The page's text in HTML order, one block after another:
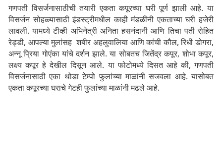
गणपती विसर्जनासाठीची तयारी एकता कपूरच्या घरी पूर्ण झाली आहे. या
विसर्जन सोहळ्यासाठी इंडस्ट्रीमधील काही मंडळींनी एकताच्या घरी हजेरी
लावली. यामध्ये टीव्ही अभिनेत्री अनिता हसनंदानी आणि तिचा पती रोहित
रेड्डी, आपल्या मुलांसह शबीर अहलुवालिया आणि कांची कौल, रिधी डोगरा,
अन्नू प्रिया गोएंका यांचे दर्शन झाले. या सोबतच जितेंद्र कपूर, शोभा कपूर,
लक्ष्य कपूर हे देखील दिसून आले. या फोटोमध्ये दिसत आहे की, गणपती
विसर्जनासाठी एका थोडा टेम्पो फुलांच्या माळांनी सजवला आहे. यासोबत
एकता कपूरच्या घराचे गेटही फुलांच्या माळांनी मढले आहे.